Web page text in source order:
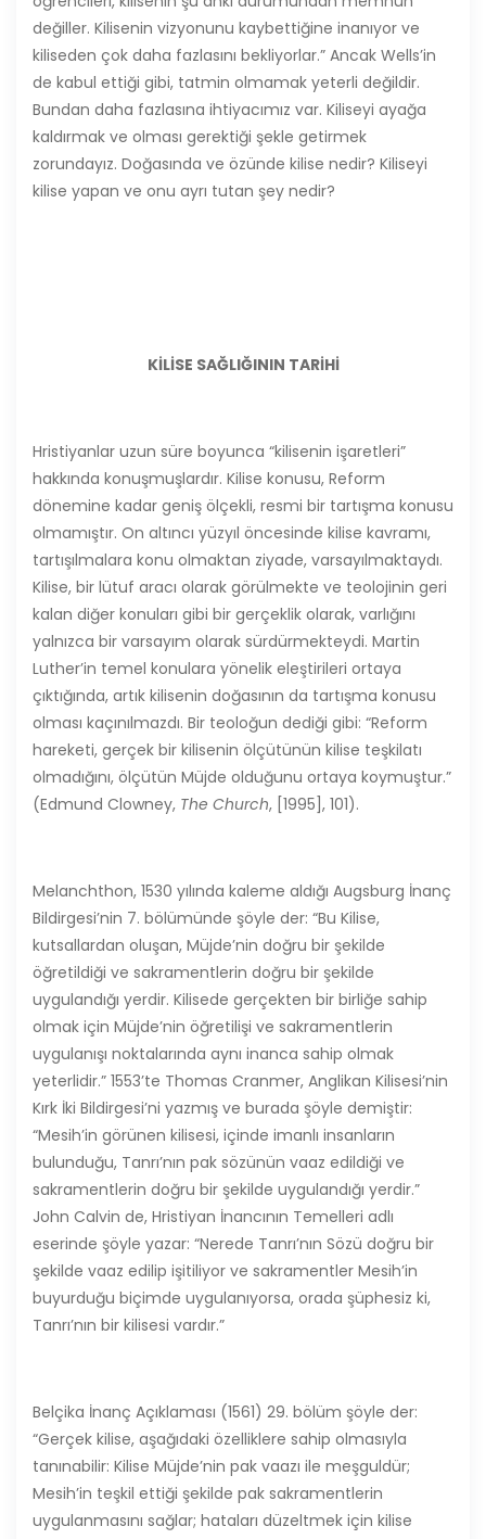
değiller. Kilisenin vizyonunu kaybettiğine inanıyor ve
kiliseden çok daha fazlasını bekliyorlar.” Ancak Wells’in
de kabul ettiği gibi, tatmin olmamak yeterli değildir.
Bundan daha fazlasına ihtiyacımız var. Kiliseyi ayağa
kaldırmak ve olması gerektiği şekle getirmek
zorundayız. Doğasında ve özünde kilise nedir? Kiliseyi
kilise yapan ve onu ayrı tutan şey nedir?
KİLİSE SAĞLIĞININ TARİHİ
Hristiyanlar uzun süre boyunca “kilisenin işaretleri”
hakkında konuşmuşlardır. Kilise konusu, Reform
dönemine kadar geniş ölçekli, resmi bir tartışma konusu
olmamıştır. On altıncı yüzyıl öncesinde kilise kavramı,
tartışılmalara konu olmaktan ziyade, varsayılmaktaydı.
Kilise, bir lütuf aracı olarak görülmekte ve teolojinin geri
kalan diğer konuları gibi bir gerçeklik olarak, varlığını
yalnızca bir varsayım olarak sürdürmekteydi. Martin
Luther’in temel konulara yönelik eleştirileri ortaya
çıktığında, artık kilisenin doğasının da tartışma konusu
olması kaçınılmazdı. Bir teoloğun dediği gibi: “Reform
hareketi, gerçek bir kilisenin ölçütünün kilise teşkilatı
olmadığını, ölçütün Müjde olduğunu ortaya koymuştur.”
(Edmund Clowney, The Church, [1995], 101).
Melanchthon, 1530 yılında kaleme aldığı Augsburg İnanç
Bildirgesi’nin 7. bölümünde şöyle der: “Bu Kilise,
kutsallardan oluşan, Müjde’nin doğru bir şekilde
öğretildiği ve sakramentlerin doğru bir şekilde
uygulandığı yerdir. Kilisede gerçekten bir birliğe sahip
olmak için Müjde’nin öğretilişi ve sakramentlerin
uygulanışı noktalarında aynı inanca sahip olmak
yeterlidir.” 1553’te Thomas Cranmer, Anglikan Kilisesi’nin
Kırk İki Bildirgesi’ni yazmış ve burada şöyle demiştir:
“Mesih’in görünen kilisesi, içinde imanlı insanların
bulunduğu, Tanrı’nın pak sözünün vaaz edildiği ve
sakramentlerin doğru bir şekilde uygulandığı yerdir.”
John Calvin de, Hristiyan İnancının Temelleri adlı
eserinde şöyle yazar: “Nerede Tanrı’nın Sözü doğru bir
şekilde vaaz edilip işitiliyor ve sakramentler Mesih’in
buyurduğu biçimde uygulanıyorsa, orada şüphesiz ki,
Tanrı’nın bir kilisesi vardır.”
Belçika İnanç Açıklaması (1561) 29. bölüm şöyle der:
“Gerçek kilise, aşağıdaki özelliklere sahip olmasıyla
tanınabilir: Kilise Müjde’nin pak vaazı ile meşguldür;
Mesih’in teşkil ettiği şekilde pak sakramentlerin
uygulanmasını sağlar; hataları düzeltmek için kilise